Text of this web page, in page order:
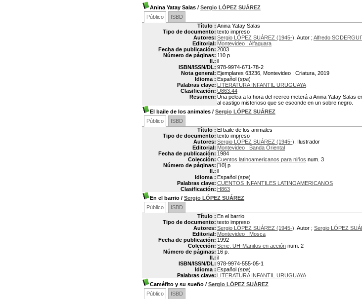
Anina Yatay Salas / Sergio LÓPEZ SUÁREZ
Público
ISBD
Título : Anina Yatay Salas
Tipo de documento: texto impreso
Autores: Sergio LÓPEZ SUÁREZ (1945-) , Autor ; Alfredo
Editorial: Montevideo : Alfaguara
Fecha de publicación: 2003
Número de páginas: 110 p.
Il.: il
ISBN/ISSN/DL: 978-9974-671-78-2
Nota general: Ejemplares 63236, Montevideo : Criatura, 2019
Idioma : Español (spa)
Palabras clave: LITERATURA INFANTIL URUGUAYA
Clasificación: U863.44
Resumen: Una pelea a la hora del recreo meterá a Anina Yatay Salas
al castigo misterioso que se esconde en un sobre negro.
El baile de los animales / Sergio LÓPEZ SUÁREZ
Público
ISBD
Título : El baile de los animales
Tipo de documento: texto impreso
Autores: Sergio LÓPEZ SUÁREZ (1945-) , Ilustrador
Editorial: Montevideo : Banda Oriental
Fecha de publicación: 1984
Colección: Cuentos latinoamericanos para niños num. 3
Número de páginas: [10] p.
Il.: il
Idioma : Español (spa)
Palabras clave: CUENTOS INFANTILES LATINOAMERICANOS
Clasificación: H863
En el barrio / Sergio LÓPEZ SUÁREZ
Público
ISBD
Título : En el barrio
Tipo de documento: texto impreso
Autores: Sergio LÓPEZ SUÁREZ (1945-) , Autor ; Sergio LÓPEZ
Editorial: Montevideo : Mosca
Fecha de publicación: 1992
Colección: Serie: UH-Manitos en acción num. 2
Número de páginas: 16 p.
Il.: il
ISBN/ISSN/DL: 978-9974-555-05-1
Idioma : Español (spa)
Palabras clave: LITERATURA INFANTIL URUGUAYA
Caméfito y su sueño / Sergio LÓPEZ SUÁREZ
Público
ISBD